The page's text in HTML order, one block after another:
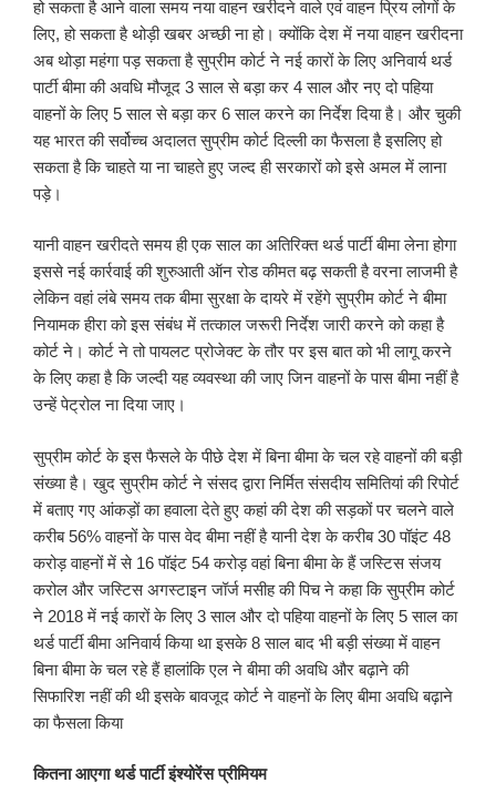
हो सकता है आने वाला समय नया वाहन खरीदने वाले एवं वाहन प्रिय लोगों के
लिए, हो सकता है थोड़ी खबर अच्छी ना हो। क्योंकि देश में नया वाहन खरीदना
अब थोड़ा महंगा पड़ सकता है सुप्रीम कोर्ट ने नई कारों के लिए अनिवार्य थर्ड
पार्टी बीमा की अवधि मौजूद 3 साल से बड़ा कर 4 साल और नए दो पहिया
वाहनों के लिए 5 साल से बड़ा कर 6 साल करने का निर्देश दिया है। और चुकी
यह भारत की सर्वोच्च अदालत सुप्रीम कोर्ट दिल्ली का फैसला है इसलिए हो
सकता है कि चाहते या ना चाहते हुए जल्द ही सरकारों को इसे अमल में लाना
पड़े।
यानी वाहन खरीदते समय ही एक साल का अतिरिक्त थर्ड पार्टी बीमा लेना होगा
इससे नई कार्रवाई की शुरुआती ऑन रोड कीमत बढ़ सकती है वरना लाजमी है
लेकिन वहां लंबे समय तक बीमा सुरक्षा के दायरे में रहेंगे सुप्रीम कोर्ट ने बीमा
नियामक हीरा को इस संबंध में तत्काल जरूरी निर्देश जारी करने को कहा है
कोर्ट ने। कोर्ट ने तो पायलट प्रोजेक्ट के तौर पर इस बात को भी लागू करने
के लिए कहा है कि जल्दी यह व्यवस्था की जाए जिन वाहनों के पास बीमा नहीं है
उन्हें पेट्रोल ना दिया जाए।
सुप्रीम कोर्ट के इस फैसले के पीछे देश में बिना बीमा के चल रहे वाहनों की बड़ी
संख्या है। खुद सुप्रीम कोर्ट ने संसद द्वारा निर्मित संसदीय समितियां की रिपोर्ट
में बताए गए आंकड़ों का हवाला देते हुए कहां की देश की सड़कों पर चलने वाले
करीब 56% वाहनों के पास वेद बीमा नहीं है यानी देश के करीब 30 पॉइंट 48
करोड़ वाहनों में से 16 पॉइंट 54 करोड़ वहां बिना बीमा के हैं जस्टिस संजय
करोल और जस्टिस अगस्टाइन जॉर्ज मसीह की पिच ने कहा कि सुप्रीम कोर्ट
ने 2018 में नई कारों के लिए 3 साल और दो पहिया वाहनों के लिए 5 साल का
थर्ड पार्टी बीमा अनिवार्य किया था इसके 8 साल बाद भी बड़ी संख्या में वाहन
बिना बीमा के चल रहे हैं हालांकि एल ने बीमा की अवधि और बढ़ाने की
सिफारिश नहीं की थी इसके बावजूद कोर्ट ने वाहनों के लिए बीमा अवधि बढ़ाने
का फैसला किया
कितना आएगा थर्ड पार्टी इंश्योरेंस प्रीमियम